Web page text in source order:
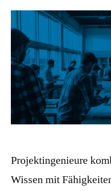
Projektingenieure
Wissen mit